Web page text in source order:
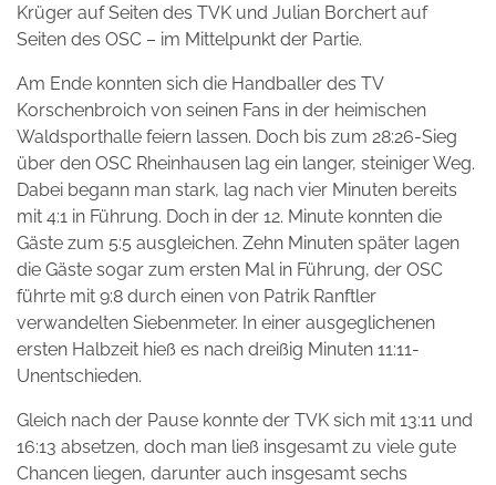
Krüger auf Seiten des TVK und Julian Borchert auf
Seiten des OSC – im Mittelpunkt der Partie.
Am Ende konnten sich die Handballer des TV
Korschenbroich von seinen Fans in der heimischen
Waldsporthalle feiern lassen. Doch bis zum 28:26-Sieg
über den OSC Rheinhausen lag ein langer, steiniger Weg.
Dabei begann man stark, lag nach vier Minuten bereits
mit 4:1 in Führung. Doch in der 12. Minute konnten die
Gäste zum 5:5 ausgleichen. Zehn Minuten später lagen
die Gäste sogar zum ersten Mal in Führung, der OSC
führte mit 9:8 durch einen von Patrik Ranftler
verwandelten Siebenmeter. In einer ausgeglichenen
ersten Halbzeit hieß es nach dreißig Minuten 11:11-
Unentschieden.
Gleich nach der Pause konnte der TVK sich mit 13:11 und
16:13 absetzen, doch man ließ insgesamt zu viele gute
Chancen liegen, darunter auch insgesamt sechs